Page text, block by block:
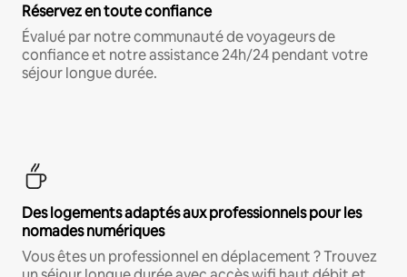
Réservez en toute confiance
Évalué par notre communauté de voyageurs de
confiance et notre assistance 24h/24 pendant votre
séjour longue durée.
Des logements adaptés aux professionnels pour les
nomades numériques
Vous êtes un professionnel en déplacement ? Trouvez